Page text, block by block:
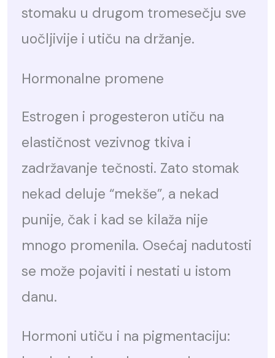
stomaku u drugom tromesečju sve
uočljivije i utiču na držanje.
Hormonalne promene
Estrogen i progesteron utiču na
elastičnost vezivnog tkiva i
zadržavanje tečnosti. Zato stomak
nekad deluje “mekše”, a nekad
punije, čak i kad se kilaža nije
mnogo promenila. Osećaj nadutosti
se može pojaviti i nestati u istom
danu.
Hormoni utiču i na pigmentaciju: